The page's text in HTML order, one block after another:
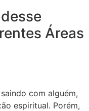
Áreas
com alguém,
espiritual. Porém,